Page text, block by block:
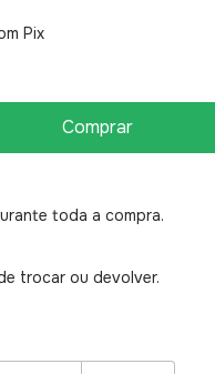
Pix
toda a compra.
trocar ou devolver.